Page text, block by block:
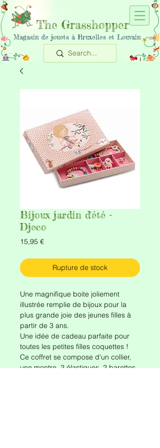
The Grasshopper
Magasin de jouets à Bruxelles et Louvain
Bijoux jardin d'été -
Djeco
15,95 €Prix
Rupture de stock
Une magnifique boite joliement
illustrée remplie de bijoux pour la
plus grande joie des jeunes filles à
partir de 3 ans.
Une idée de cadeau parfaite pour
toutes les petites filles coquettes !
Ce coffret se compose d'un collier,
une montre, 2 élastiques, 2 barettes